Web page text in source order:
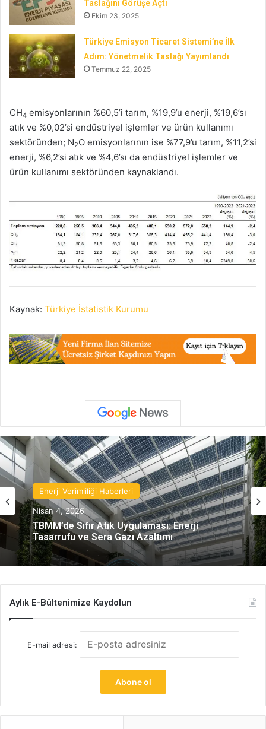
Taslağını Görüşe Açtı
Ekim 23, 2025
Türkiye Emisyon Ticaret Sistemi’ne İlk
Adım: Yönetmelik Taslağı Yayımlandı
Temmuz 22, 2025
CH4 emisyonlarının %60,5’i tarım, %19,9’u enerji, %19,6’sı
atık ve %0,02’si endüstriyel işlemler ve ürün kullanımı
sektöründen; N2O emisyonlarının ise %77,9’u tarım, %11,2’si
enerji, %6,2’si atık ve %4,6’sı da endüstriyel işlemler ve
ürün kullanımı sektöründen kaynaklandı.
Kaynak: Türkiye İstatistik Kurumu
Enerji Verimliliği Haberleri
Nisan 4, 2026
TBMM’de Sıfır Atık Uygulaması: Enerji
Tasarrufu ve Sera Gazı Azaltımı
Aylık E-Bültenimize Kaydolun
E-mail adresi: